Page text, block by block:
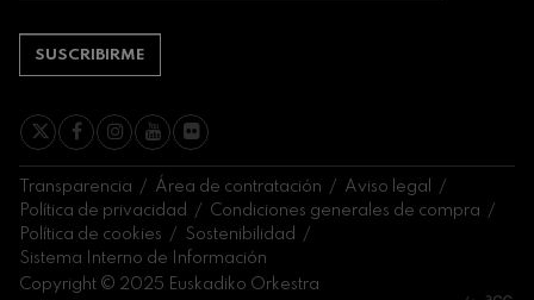
SUSCRIBIRME
Transparencia Área de contratación
Aviso legal
Política de privacidad
Condiciones generales de compra
Política de cookies
Sostenibilidad
Sistema Interno de Información
Copyright © 2025 Euskadiko Orkestra